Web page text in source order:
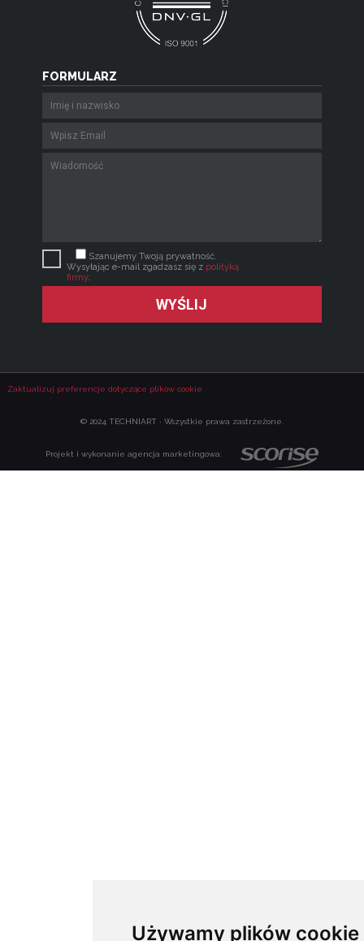
Używamy plików cookie
Używamy plików cookie
FORMULARZ
Szanujemy Twoją prywatność.
Wysyłając e-mail zgadzasz się z polityką
firmy.
Zaktualizuj preferencje dotyczące plików cookie
© 2024 TECHNIART · Wszystkie prawa zastrzeżone.
Projekt i wykonanie agencja marketingowa: